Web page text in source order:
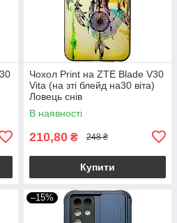
Чохол Print на ZTE Blade V30
Vita (на зті блейд на30 віта)
Ловець снів
В наявності
210,80 ₴ 248 ₴
Купити
–15%